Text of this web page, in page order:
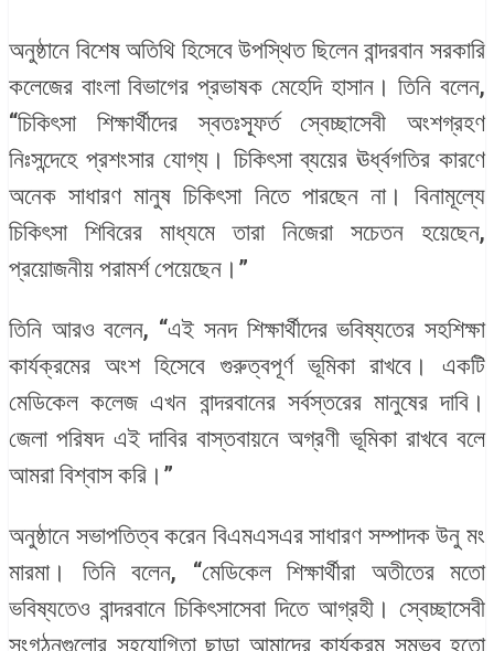
অনুষ্ঠানে বিশেষ অতিথি হিসেবে উপস্থিত ছিলেন বান্দরবান সরকারি
কলেজের বাংলা বিভাগের প্রভাষক মেহেদি হাসান। তিনি বলেন,
“চিকিৎসা শিক্ষার্থীদের স্বতঃস্ফূর্ত স্বেচ্ছাসেবী অংশগ্রহণ
নিঃসন্দেহে প্রশংসার যোগ্য। চিকিৎসা ব্যয়ের ঊর্ধ্বগতির কারণে
অনেক সাধারণ মানুষ চিকিৎসা নিতে পারছেন না। বিনামূল্যে
চিকিৎসা শিবিরের মাধ্যমে তারা নিজেরা সচেতন হয়েছেন,
প্রয়োজনীয় পরামর্শ পেয়েছেন।”
তিনি আরও বলেন, “এই সনদ শিক্ষার্থীদের ভবিষ্যতের সহশিক্ষা
কার্যক্রমের অংশ হিসেবে গুরুত্বপূর্ণ ভূমিকা রাখবে। একটি
মেডিকেল কলেজ এখন বান্দরবানের সর্বস্তরের মানুষের দাবি।
জেলা পরিষদ এই দাবির বাস্তবায়নে অগ্রণী ভূমিকা রাখবে বলে
আমরা বিশ্বাস করি।”
অনুষ্ঠানে সভাপতিত্ব করেন বিএমএসএর সাধারণ সম্পাদক উনু মং
মারমা। তিনি বলেন, “মেডিকেল শিক্ষার্থীরা অতীতের মতো
ভবিষ্যতেও বান্দরবানে চিকিৎসাসেবা দিতে আগ্রহী। স্বেচ্ছাসেবী
সংগঠনগুলোর সহযোগিতা ছাড়া আমাদের কার্যক্রম সম্ভব হতো